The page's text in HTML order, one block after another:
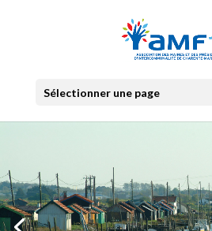
Sélectionner une page